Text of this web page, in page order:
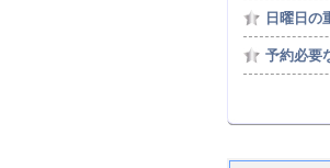
日曜日の
予約必要